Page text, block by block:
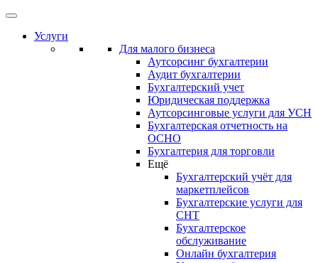
Услуги
Для малого бизнеса
Аутсорсинг бухгалтерии
Аудит бухгалтерии
Бухгалтерский учет
Юридическая поддержка
Аутсорсинговые услуги для УСН
Бухгалтерская отчетность на
ОСНО
Бухгалтерия для торговли
Ещё
Бухгалтерский учёт для
маркетплейсов
Бухгалтерские услуги для
СНТ
Бухгалтерское
обслуживание
Онлайн бухгалтерия